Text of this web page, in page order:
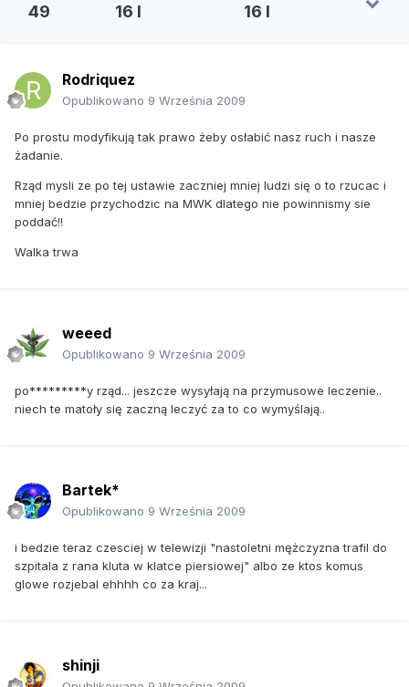
49 16 l 16 l
Rodriquez
Opublikowano 9 Września 2009
Po prostu modyfikują tak prawo żeby osłabić nasz ruch i nasze
żadanie.
Rząd mysli ze po tej ustawie zaczniej mniej ludzi się o to rzucac i
mniej bedzie przychodzic na MWK dlatego nie powinnismy sie
poddać!!
Walka trwa
weeed
Opublikowano 9 Września 2009
po*********y rząd... jeszcze wysyłają na przymusowe leczenie..
niech te matoły się zaczną leczyć za to co wymyślają..
Bartek*
Opublikowano 9 Września 2009
i bedzie teraz czesciej w telewizji "nastoletni mężczyzna trafil do
szpitala z rana kluta w klatce piersiowej" albo ze ktos komus
glowe rozjebal ehhhh co za kraj...
shinji